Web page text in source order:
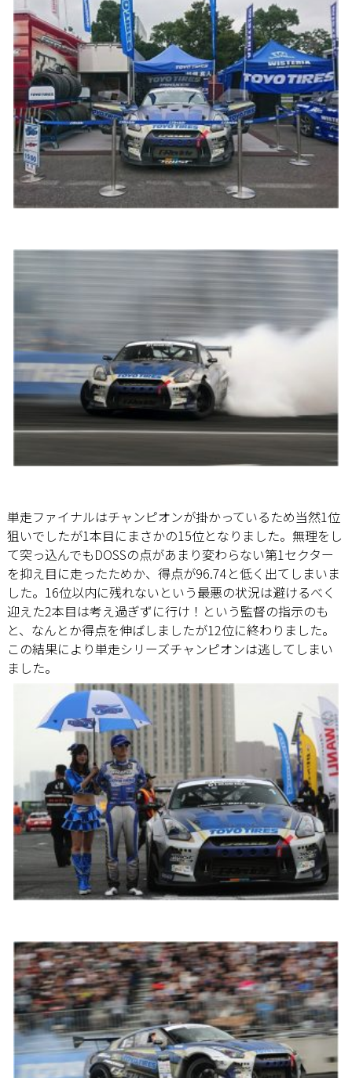
単走ファイナルはチャンピオンが掛かっているため当然1位
狙いでしたが1本目にまさかの15位となりました。無理をし
て突っ込んでもDOSSの点があまり変わらない第1セクター
を抑え目に走ったためか、得点が96.74と低く出てしまいま
した。16位以内に残れないという最悪の状況は避けるべく
迎えた2本目は考え過ぎずに行け！という監督の指示のも
と、なんとか得点を伸ばしましたが12位に終わりました。
この結果により単走シリーズチャンピオンは逃してしまい
ました。